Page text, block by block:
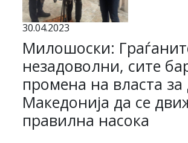
30.04.2023
Милошоски:
незадоволни, сите
промена на власта
Македонија да се
правилна насока